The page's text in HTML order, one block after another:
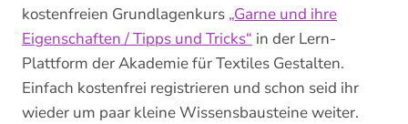
kostenfreien Grundlagenkurs „Garne und ihre
Eigenschaften / Tipps und Tricks“ in der Lern-
Plattform der Akademie für Textiles Gestalten.
Einfach kostenfrei registrieren und schon seid ihr
wieder um paar kleine Wissensbausteine weiter.